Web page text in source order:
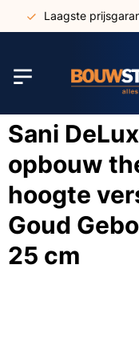
Laagste
Sani
opbouw
hoogte
Goud
25 cm